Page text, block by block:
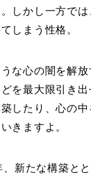
しかし一方で
しまう性格。
な心の闇を解
を最大限引き
したり、心の
きますよ。
新たな構築と